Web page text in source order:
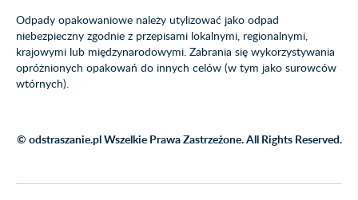
Odpady opakowaniowe należy utylizować jako odpad
niebezpieczny zgodnie z przepisami lokalnymi, regionalnymi,
krajowymi lub międzynarodowymi. Zabrania się wykorzystywania
opróżnionych opakowań do innych celów (w tym jako surowców
wtórnych).
© odstraszanie.pl Wszelkie Prawa Zastrzeżone. All Rights Reserved.